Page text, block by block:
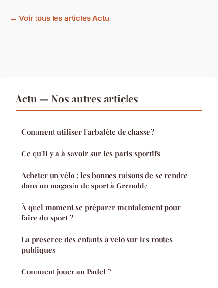
← Voir tous les articles Actu
Actu — Nos autres articles
Comment utiliser l'arbalète de chasse ?
Ce qu'il y a à savoir sur les paris sportifs
Acheter un vélo : les bonnes raisons de se rendre
dans un magasin de sport à Grenoble
À quel moment se préparer mentalement pour
faire du sport ?
La présence des enfants à vélo sur les routes
publiques
Comment jouer au Padel ?